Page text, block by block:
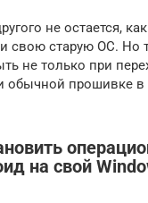
не остается,
свою старую ОС. Но
не только при
обычной прошивке в
на свой